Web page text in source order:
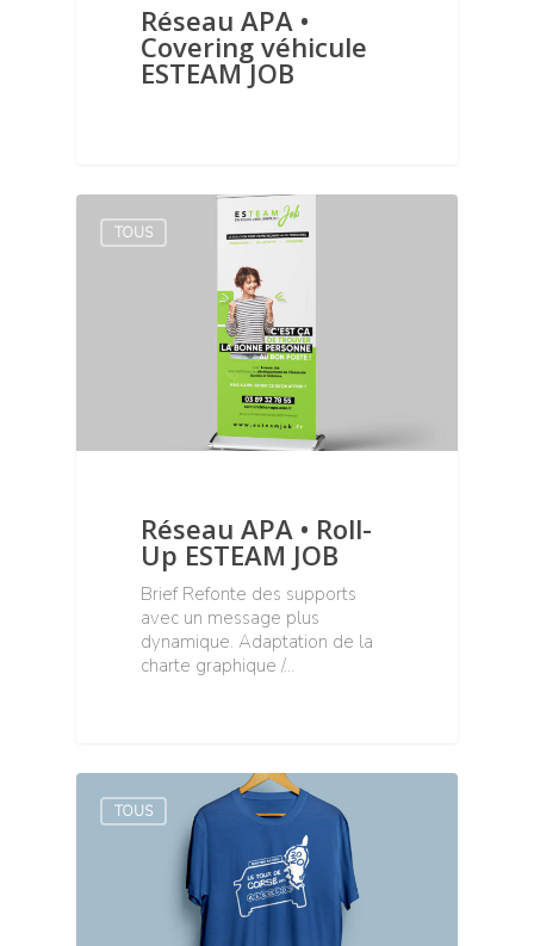
Réseau APA •
Covering véhicule
ESTEAM JOB
TOUS
Réseau APA • Roll-
Up ESTEAM JOB
Brief Refonte des supports
avec un message plus
dynamique. Adaptation de la
charte graphique /…
TOUS